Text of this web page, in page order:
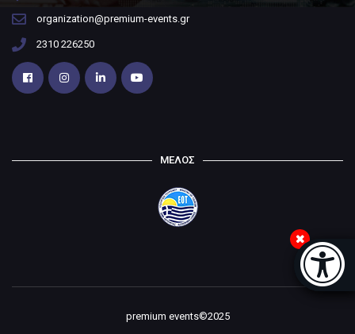
Μπάρα
organization@premium-events.gr
2310 226250
ΜΕΛΟΣ
premium events©2025